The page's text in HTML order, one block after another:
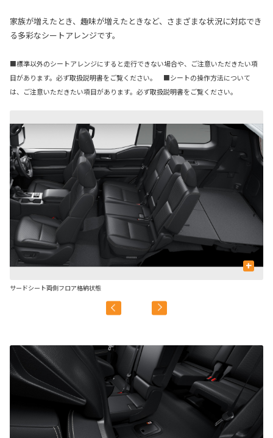
家族が増えたとき、趣味が増えたときなど、さまざまな状況に対応でき
る多彩なシートアレンジです。
■標準以外のシートアレンジにすると走行できない場合や、ご注意いただきたい項
目があります。必ず取扱説明書をご覧ください。 ■シートの操作方法について
は、ご注意いただきたい項目があります。必ず取扱説明書をご覧ください。
+
サードシート両側フロア格納状態